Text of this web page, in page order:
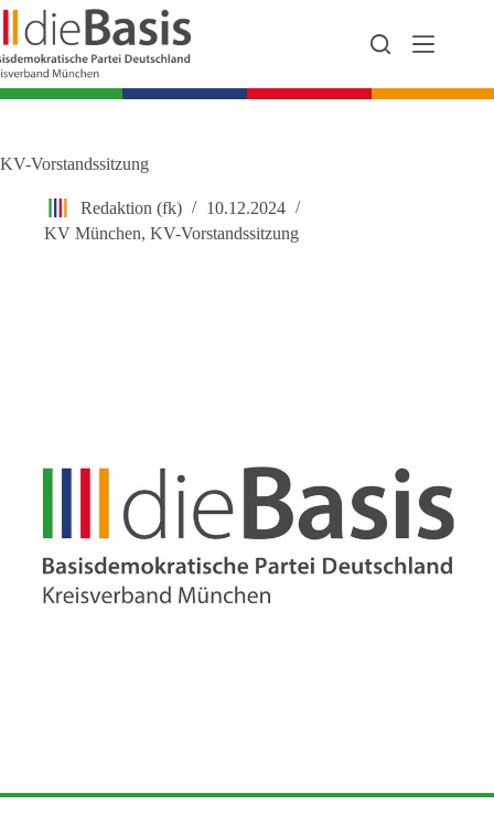
Zum
Inhalt
springen
KV-Vorstandssitzung
Redaktion (fk)
10.12.2024
KV München, KV-Vorstandssitzung